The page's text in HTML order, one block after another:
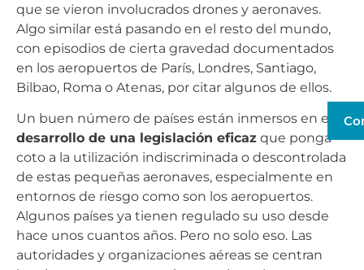
que se vieron involucrados drones y aeronaves.
Algo similar está pasando en el resto del mundo,
con episodios de cierta gravedad documentados
en los aeropuertos de París, Londres, Santiago,
Bilbao, Roma o Atenas, por citar algunos de ellos.
Un buen número de países están inmersos en el
desarrollo de una legislación eficaz que ponga
coto a la utilización indiscriminada o descontrolada
de estas pequeñas aeronaves, especialmente en
entornos de riesgo como son los aeropuertos.
Algunos países ya tienen regulado su uso desde
hace unos cuantos años. Pero no solo eso. Las
autoridades y organizaciones aéreas se centran